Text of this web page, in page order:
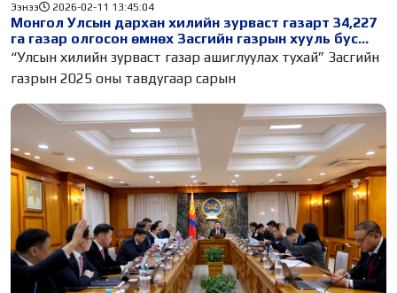
Монгол Улсын дархан хилийн зурваст газарт 34,227
га газар олгосон өмнөх Засгийн газрын хууль бус
тогтоолыг хүчингүй болголоо
Ээнээ 2026-02-11 13:45:04
“Улсын хилийн зурваст газар ашиглуулах тухай” Засгийн
газрын 2025 оны тавдугаар сарын